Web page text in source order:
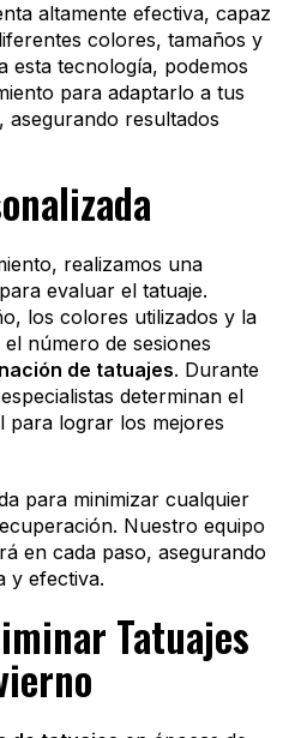
altamente efectiva, capaz
colores, tamaños y
esta tecnología, podemos
para adaptarlo a tus
asegurando resultados
realizamos una
evaluar el tatuaje.
los colores utilizados y la
número de sesiones
de tatuajes. Durante
determinan el
para lograr los mejores
para minimizar cualquier
Nuestro equipo
en cada paso, asegurando
y efectiva.
Tatuajes